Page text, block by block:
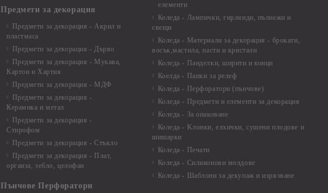
Предмети за декорация
Предмети за декорация - Акрил и
пластмаса
Предмети за декорация - Дърво
Предмети за декорация - Мукава,
Картон и Хартия
Предмети за декорация - МДФ
Предмети за декорация -
Керамика и метал
Предмети за декорация -
Стирофом
Предмети за декорация - Стъкло
Предмети за декорация - Плат,
органза, зебло, целофан
Пънчове Перфоратори
елементи
Коледа - Лампички, гирлянди, пълнежи и
свещи
Коледа - Материали за декорация - брокати,
восък,мастила, пасти и кристали
Коледа - Панделки, ширити и конци
Коелда - Папки за релеф
Коледа - Перфоратори (пънчове)
Коледа - Предмети и елементи за декорация
Коледа - За опаковане
Коледа - Kлонки, елхички, сушени плодове и
шишарки
Коледа - Печати
Коледа - Силиконови молдове
Коледа - Шаблони за декупаж и изрязване